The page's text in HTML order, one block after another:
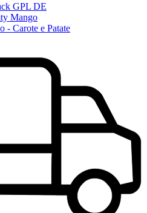
GPL DE
Mango
- Carote e Patate